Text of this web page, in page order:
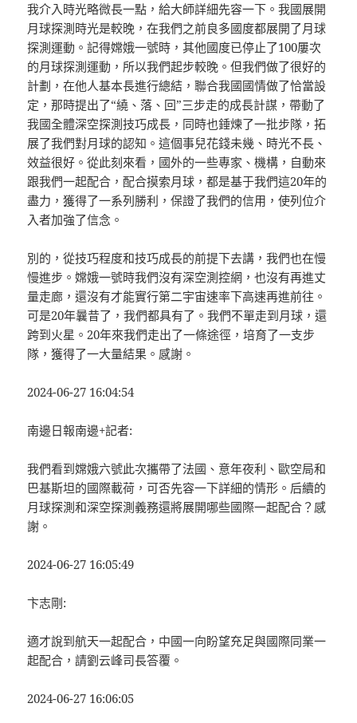
我介入時光略微長一點，給大師詳細先容一下。我國展開
月球探測時光是較晚，在我們之前良多國度都展開了月球
探測運動。記得嫦娥一號時，其他國度已停止了100屢次
的月球探測運動，所以我們起步較晚。但我們做了很好的
計劃，在他人基本長進行總結，聯合我國國情做了恰當設
定，那時提出了“繞、落、回”三步走的成長計謀，帶動了
我國全體深空探測技巧成長，同時也錘煉了一批步隊，拓
展了我們對月球的認知。這個事兒花錢未幾、時光不長、
效益很好。從此刻來看，國外的一些專家、機構，自動來
跟我們一起配合，配合摸索月球，都是基于我們這20年的
盡力，獲得了一系列勝利，保證了我們的信用，使列位介
入者加強了信念。
別的，從技巧程度和技巧成長的前提下去講，我們也在慢
慢進步。嫦娥一號時我們沒有深空測控網，也沒有再進丈
量走廊，還沒有才能實行第二宇宙速率下高速再進前往。
可是20年曩昔了，我們都具有了。我們不單走到月球，還
跨到火星。20年來我們走出了一條途徑，培育了一支步
隊，獲得了一大量結果。感謝。
2024-06-27 16:04:54
南邊日報南邊+記者:
我們看到嫦娥六號此次攜帶了法國、意年夜利、歐空局和
巴基斯坦的國際載荷，可否先容一下詳細的情形。后續的
月球探測和深空探測義務還將展開哪些國際一起配合？感
謝。
2024-06-27 16:05:49
卞志剛:
適才說到航天一起配合，中國一向盼望充足與國際同業一
起配合，請劉云峰司長答覆。
2024-06-27 16:06:05